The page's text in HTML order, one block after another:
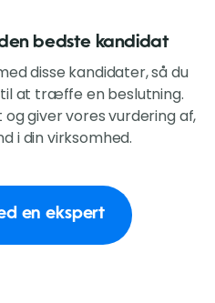
bedste kandidat
disse kandidater, så du
at træffe en beslutning.
giver vores vurdering af,
i din virksomhed.
en ekspert